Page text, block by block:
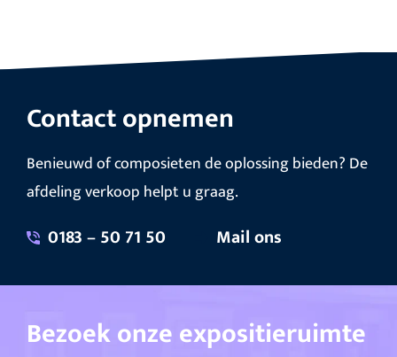
Contact opnemen
Benieuwd of composieten de oplossing bieden? De
afdeling verkoop helpt u graag.
0183 – 50 71 50 Mail ons
Bezoek onze expositieruimte